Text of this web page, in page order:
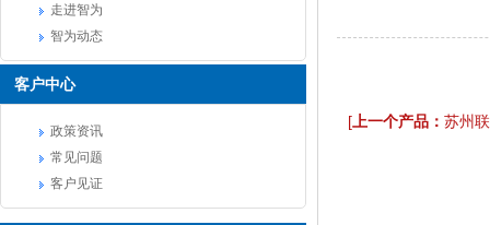
走进智为
智为动态
客户中心
政策资讯
常见问题
客户见证
[ 上一个产品： 苏州